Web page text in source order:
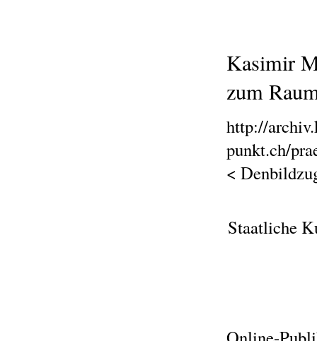
Kasimir
zum
http://
punkt.ch/
<
Staatliche